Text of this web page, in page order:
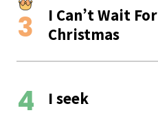
I Can’t Wait For
Christmas
I seek